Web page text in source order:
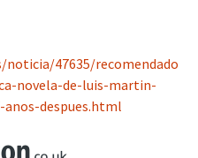
47635/recomendado
novela-de-luis-martin-
despues.html